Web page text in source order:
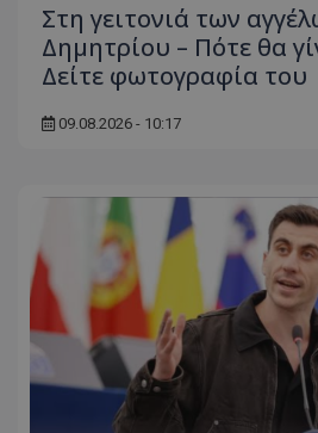
Στη γειτονιά των
Δημητρίου – Πότε θα
Δείτε φωτογραφία του
09.08.2026 - 10:17